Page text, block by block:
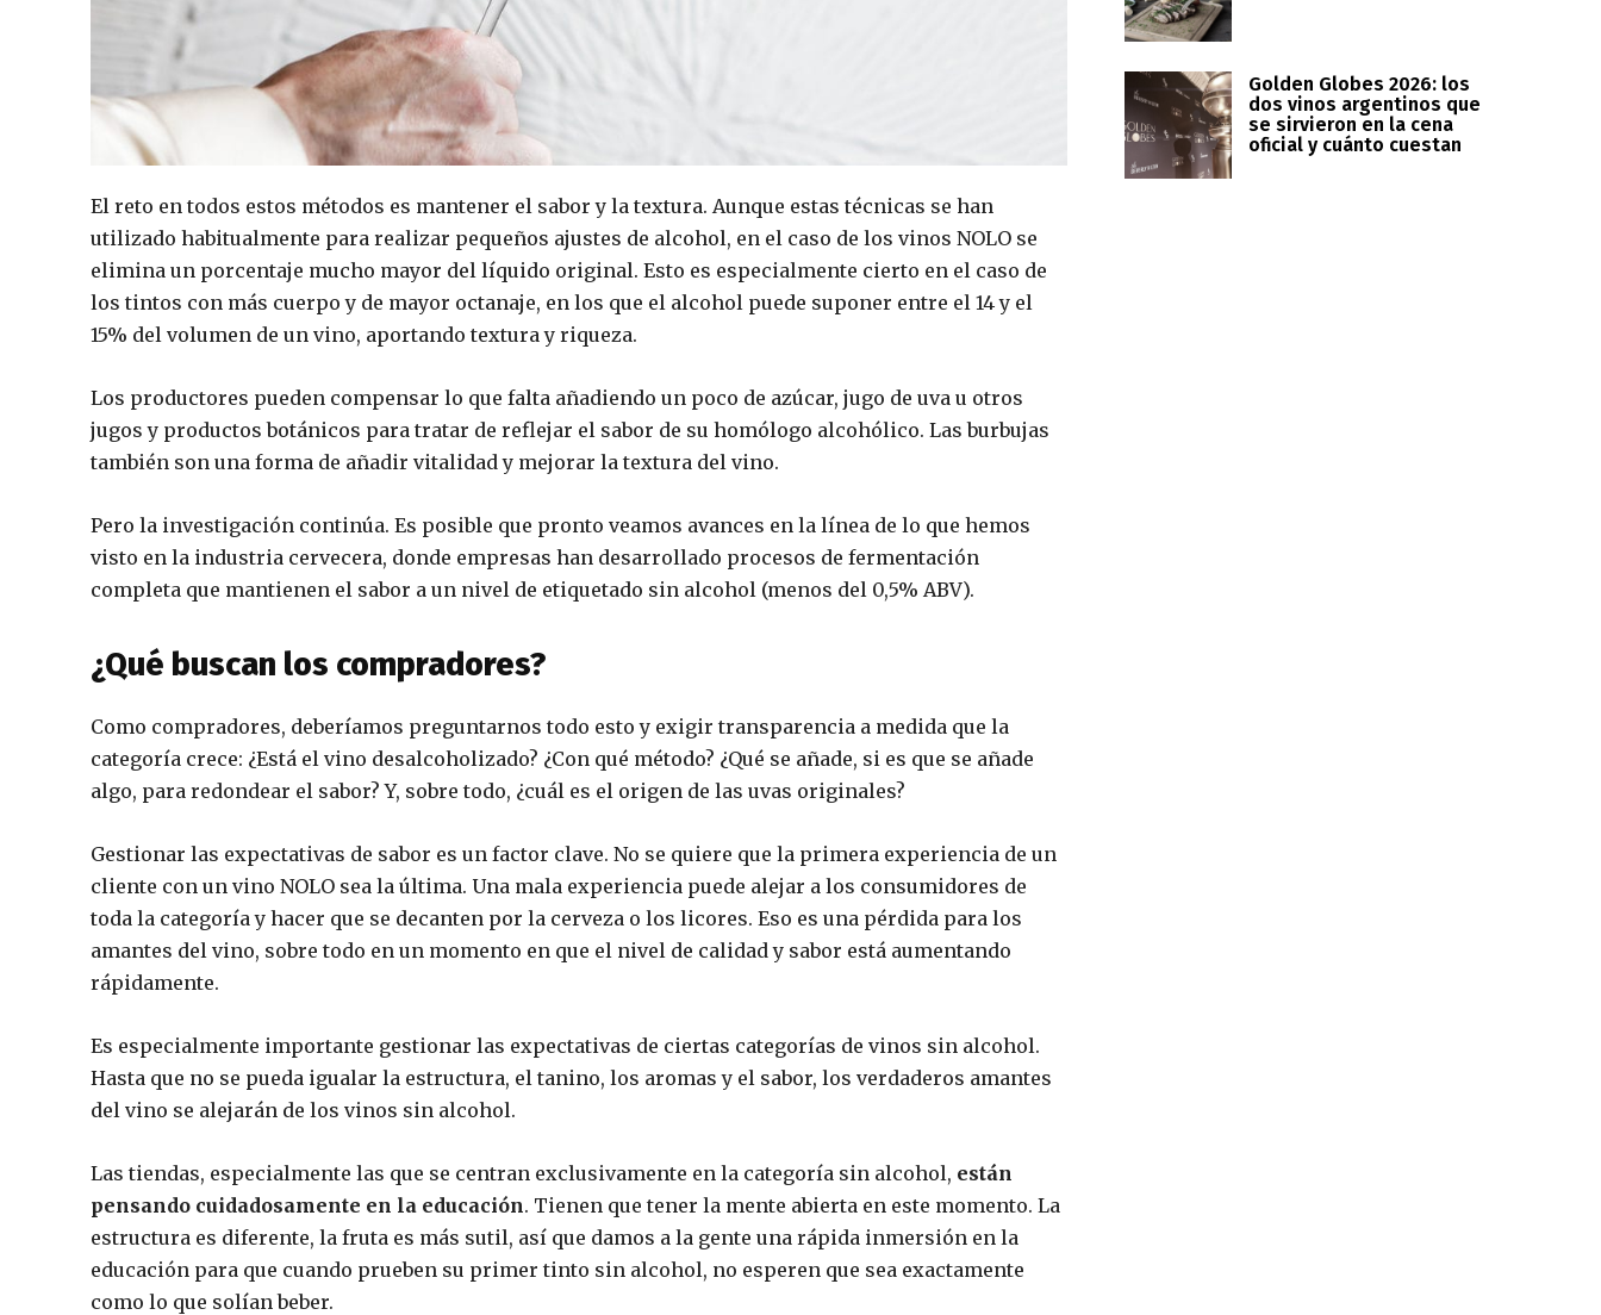
El reto en todos estos métodos es mantener el sabor y la textura. Aunque estas técnicas se han
utilizado habitualmente para realizar pequeños ajustes de alcohol, en el caso de los vinos NOLO se
elimina un porcentaje mucho mayor del líquido original. Esto es especialmente cierto en el caso de
los tintos con más cuerpo y de mayor octanaje, en los que el alcohol puede suponer entre el 14 y el
15% del volumen de un vino, aportando textura y riqueza.
Los productores pueden compensar lo que falta añadiendo un poco de azúcar, jugo de uva u otros
jugos y productos botánicos para tratar de reflejar el sabor de su homólogo alcohólico. Las burbujas
también son una forma de añadir vitalidad y mejorar la textura del vino.
Pero la investigación continúa. Es posible que pronto veamos avances en la línea de lo que hemos
visto en la industria cervecera, donde empresas han desarrollado procesos de fermentación
completa que mantienen el sabor a un nivel de etiquetado sin alcohol (menos del 0,5% ABV).
¿Qué buscan los compradores?
Como compradores, deberíamos preguntarnos todo esto y exigir transparencia a medida que la
categoría crece: ¿Está el vino desalcoholizado? ¿Con qué método? ¿Qué se añade, si es que se añade
algo, para redondear el sabor? Y, sobre todo, ¿cuál es el origen de las uvas originales?
Gestionar las expectativas de sabor es un factor clave. No se quiere que la primera experiencia de un
cliente con un vino NOLO sea la última. Una mala experiencia puede alejar a los consumidores de
toda la categoría y hacer que se decanten por la cerveza o los licores. Eso es una pérdida para los
amantes del vino, sobre todo en un momento en que el nivel de calidad y sabor está aumentando
rápidamente.
Es especialmente importante gestionar las expectativas de ciertas categorías de vinos sin alcohol.
Hasta que no se pueda igualar la estructura, el tanino, los aromas y el sabor, los verdaderos amantes
del vino se alejarán de los vinos sin alcohol.
Las tiendas, especialmente las que se centran exclusivamente en la categoría sin alcohol, están
pensando cuidadosamente en la educación. Tienen que tener la mente abierta en este momento. La
estructura es diferente, la fruta es más sutil, así que damos a la gente una rápida inmersión en la
educación para que cuando prueben su primer tinto sin alcohol, no esperen que sea exactamente
como lo que solían beber.
Golden Globes 2026: los
dos vinos argentinos que
se sirvieron en la cena
oficial y cuánto cuestan